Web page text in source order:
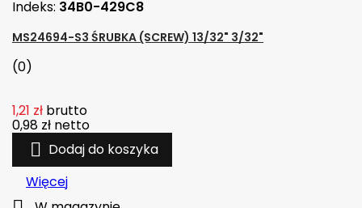
Indeks: 34B0-429C8
MS24694-S3 ŚRUBKA (SCREW) 13/32" 3/32"
(0)
1,21 zł brutto
0,98 zł netto
 Dodaj do koszyka
Więcej